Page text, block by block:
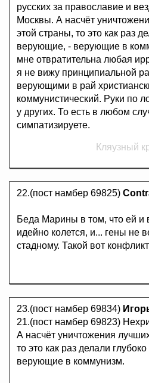
русских за православие и
Москвы. А насчёт
этой страны, то это как раз
верующие, - верующие в
мне отвратительна любая
я не вижу принципиальной
верующими в рай
коммунистический. Руки по
у других. То есть в любом
симпатизируете.
Кляузный
22.(пост намбер 69825)
Беда Марины в том, что ей и
идейно колется, и... гены не
стадному. Такой вот
23.(пост намбер 69834)
21.(пост намбер 69823)
А насчёт уничтожения
то это как раз делали
верующие в коммунизм.